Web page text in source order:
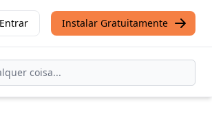
Entrar Instalar Gratuitamente